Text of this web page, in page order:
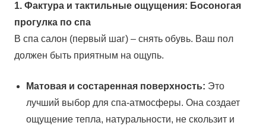
1. Фактура и тактильные ощущения: Босоногая
прогулка по спа
В спа салон (первый шаг) – снять обувь. Ваш пол
должен быть приятным на ощупь.
Матовая и состаренная поверхность: Это
лучший выбор для спа-атмосферы. Она создает
ощущение тепла, натуральности, не скользит и